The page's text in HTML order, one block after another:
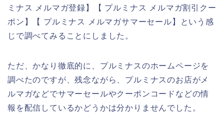
ミナス メルマガ登録】【 プルミナス メルマガ割引クー
ポン】【 プルミナス メルマガサマーセール】という感
じで調べてみることにしました。
ただ、かなり徹底的に、プルミナスのホームページを
調べたのですが、残念ながら、プルミナスのお店がメ
ルマガなどでサマーセールやクーポンコードなどの情
報を配信しているかどうかは分かりませんでした。